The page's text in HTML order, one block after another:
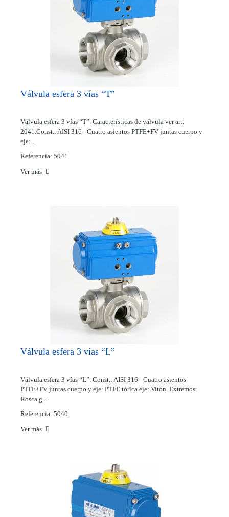
Válvula esfera 3 vías “T”
Válvula esfera 3 vías “T”. Características de válvula ver art.
2041.Const.: AISI 316 - Cuatro asientos PTFE+FV juntas cuerpo y
eje: ...
Referencia: 5041
Ver más
Válvula esfera 3 vías “L”
Válvula esfera 3 vías “L”. Const.: AISI 316 - Cuatro asientos
PTFE+FV juntas cuerpo y eje: PTFE tórica eje: Vitón. Extremos:
Rosca g ...
Referencia: 5040
Ver más